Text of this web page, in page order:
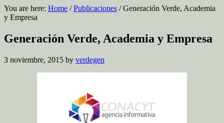
You are here: Home / Publicaciones /Generación Verde, Academia
y Empresa
Generación Verde, Academia y Empresa
3 noviembre, 2015 by verdegen